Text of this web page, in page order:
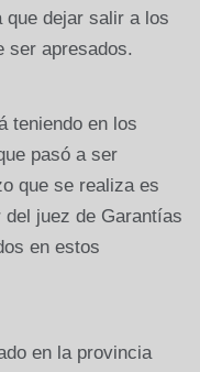
que dejar salir a los
ser apresados.
teniendo en los
pasó a ser
que se realiza es
juez de Garantías
en estos
en la provincia